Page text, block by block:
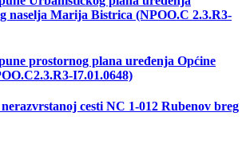
naselja Marija Bistrica (NPOO.C 2.3.R3-
prostornog plana uređenja Općine
I7.01.0648)
cesti NC 1-012 Rubenov breg